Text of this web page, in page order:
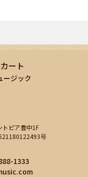
ート
ージック
ピア豊中1F
号
1333